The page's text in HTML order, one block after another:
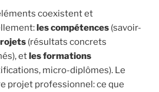
coexistent et
les compétences (savoir-
(résultats concrets
etles formations
micro-diplômes). Le
projet professionnel: ce que